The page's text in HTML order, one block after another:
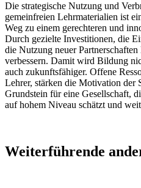
Die strategische Nutzung und
gemeinfreien Lehrmaterialien ist
Weg zu einem gerechteren und
Durch gezielte Investitionen, die
die Nutzung neuer
verbessern. Damit wird Bildung
auch zukunftsfähiger. Offene
Lehrer, stärken die Motivation der
Grundstein für eine Gesellschaft,
auf hohem Niveau schätzt und
Weiterführende